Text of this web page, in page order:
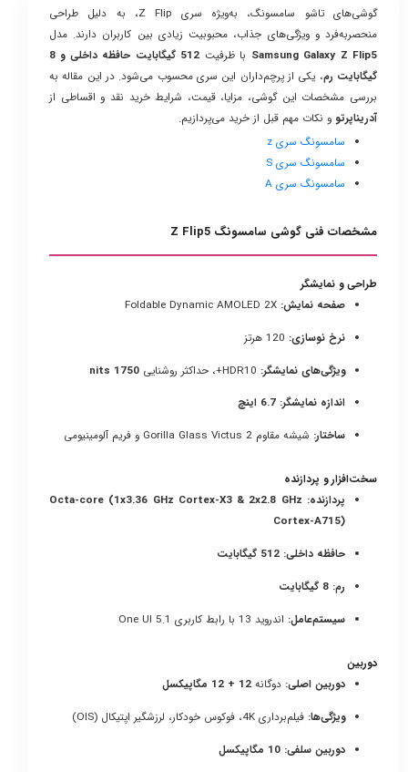
گوشی‌های تاشو سامسونگ، به‌ویژه سری Z Flip، به دلیل طراحی
منحصربه‌فرد و ویژگی‌های جذاب، محبوبیت زیادی بین کاربران دارند. مدل
Samsung Galaxy Z Flip5 با ظرفیت
512 گیگابایت حافظه داخلی و 8
گیگابایت رم، یکی از پرچم‌داران این سری محسوب می‌شود. در این مقاله به
بررسی مشخصات این گوشی، مزایا، قیمت، شرایط خرید نقد و اقساطی از
آدریناپرتو و نکات مهم قبل از خرید می‌پردازیم.
سامسونگ سری z
سامسونگ سری S
سامسونگ سری A
مشخصات فنی گوشی سامسونگ Z Flip5
طراحی و نمایشگر
صفحه نمایش:
نرخ نوسازی:
ویژگی‌های نمایشگر:
1750 nits
اندازه نمایشگر: 6.7 اینچ
ساختار: شیشه مقاوم Gorilla Glass Victus 2 و فریم آلومینیومی
سخت‌افزار و پردازنده
پردازنده: Octa-core (1x3.36 GHz Cortex-X3 & 2x2.8 GHz
Cortex-A715)
حافظه داخلی: 512 گیگابایت
رم: 8 گیگابایت
سیستم‌عامل: اندروید 13 با رابط کاربری One UI 5.1
دوربین
دوربین اصلی: دوگانه 12 + 12 مگاپیکسل
ویژگی‌ها: فیلم‌برداری 4K، فوکوس خودکار، لرزشگیر اپتیکال (OIS)
دوربین سلفی: 10 مگاپیکسل